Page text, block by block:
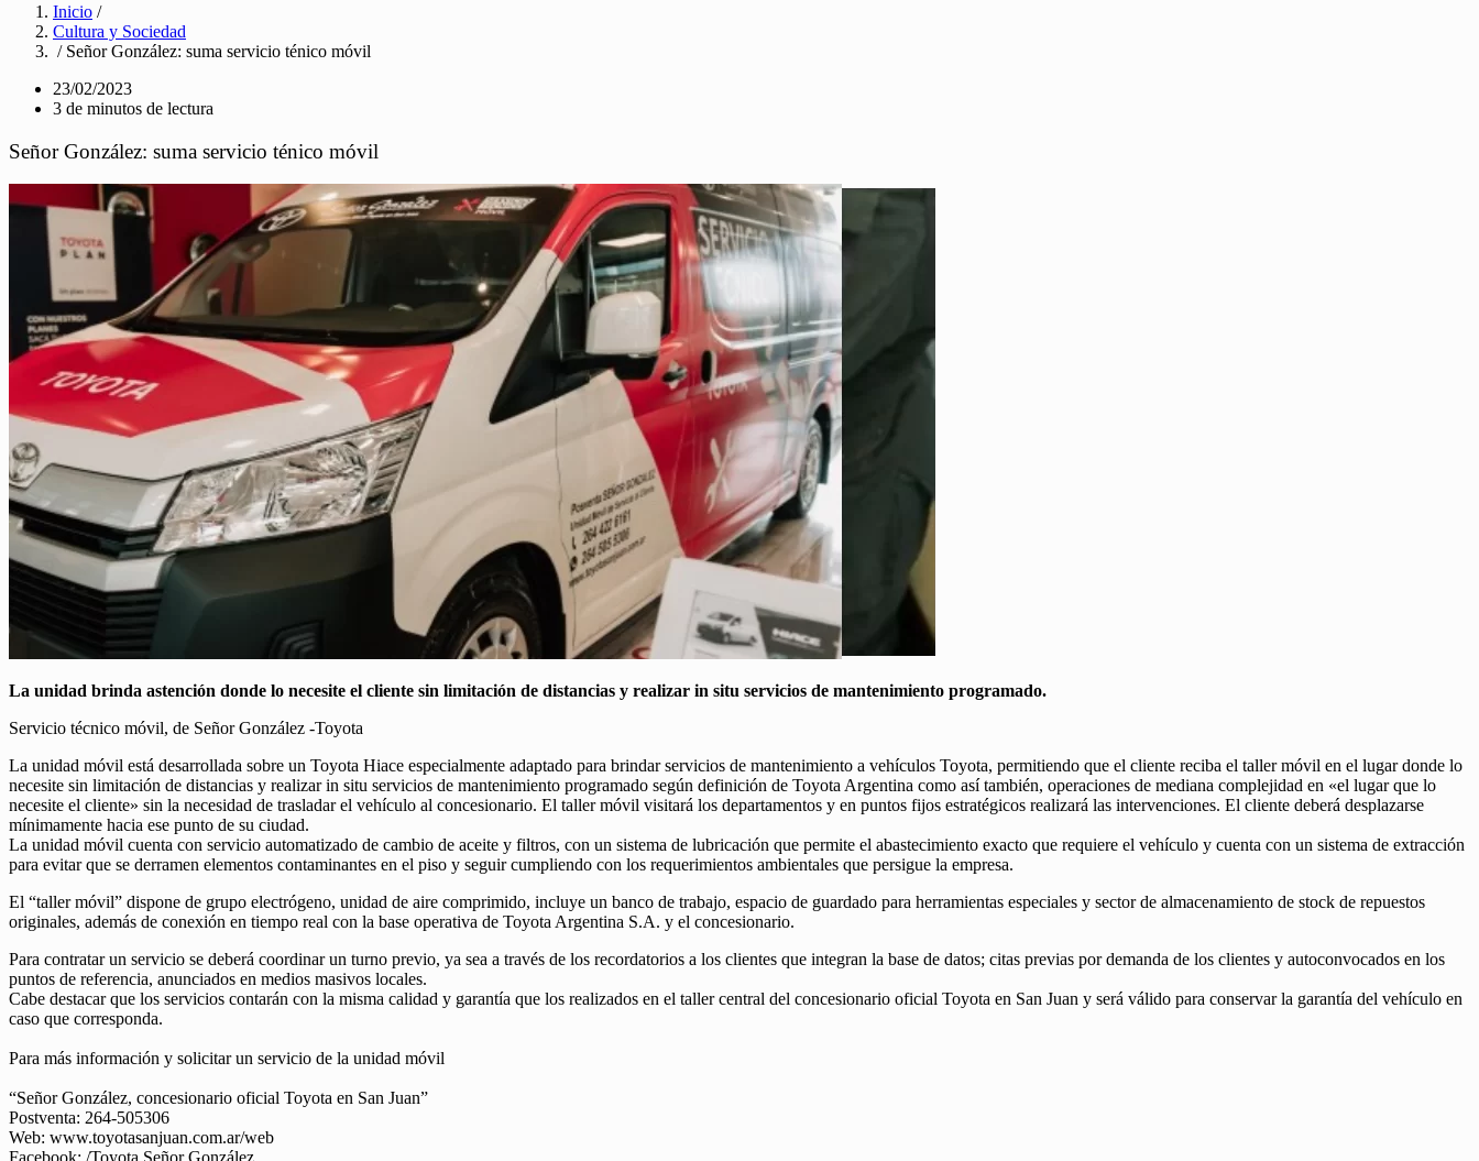
Inicio /
Cultura y Sociedad
/ Señor González: suma servicio ténico móvil
23/02/2023
3 de minutos de lectura
Señor González: suma servicio ténico móvil
La unidad brinda astención donde lo necesite el cliente sin limitación de distancias y realizar in situ servicios de mantenimiento programado.
Servicio técnico móvil, de Señor González -Toyota
La unidad móvil está desarrollada sobre un Toyota Hiace especialmente adaptado para brindar servicios de mantenimiento a vehículos Toyota, permitiendo que el cliente reciba el taller móvil en el lugar donde lo
necesite sin limitación de distancias y realizar in situ servicios de mantenimiento programado según definición de Toyota Argentina como así también, operaciones de mediana complejidad en «el lugar que lo
necesite el cliente» sin la necesidad de trasladar el vehículo al concesionario. El taller móvil visitará los departamentos y en puntos fijos estratégicos realizará las intervenciones. El cliente deberá desplazarse
mínimamente hacia ese punto de su ciudad.
La unidad móvil cuenta con servicio automatizado de cambio de aceite y filtros, con un sistema de lubricación que permite el abastecimiento exacto que requiere el vehículo y cuenta con un sistema de extracción
para evitar que se derramen elementos contaminantes en el piso y seguir cumpliendo con los requerimientos ambientales que persigue la empresa.
El “taller móvil” dispone de grupo electrógeno, unidad de aire comprimido, incluye un banco de trabajo, espacio de guardado para herramientas especiales y sector de almacenamiento de stock de repuestos
originales, además de conexión en tiempo real con la base operativa de Toyota Argentina S.A. y el concesionario.
Para contratar un servicio se deberá coordinar un turno previo, ya sea a través de los recordatorios a los clientes que integran la base de datos; citas previas por demanda de los clientes y autoconvocados en los
puntos de referencia, anunciados en medios masivos locales.
Cabe destacar que los servicios contarán con la misma calidad y garantía que los realizados en el taller central del concesionario oficial Toyota en San Juan y será válido para conservar la garantía del vehículo en
caso que corresponda.
Para más información y solicitar un servicio de la unidad móvil
“Señor González, concesionario oficial Toyota en San Juan”
Postventa: 264-505306
Web: www.toyotasanjuan.com.ar/web